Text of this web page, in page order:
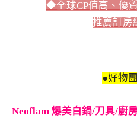
◆全球CP值高、優
推薦訂房
●好物
Neoflam 爆美白鍋/刀具/廚